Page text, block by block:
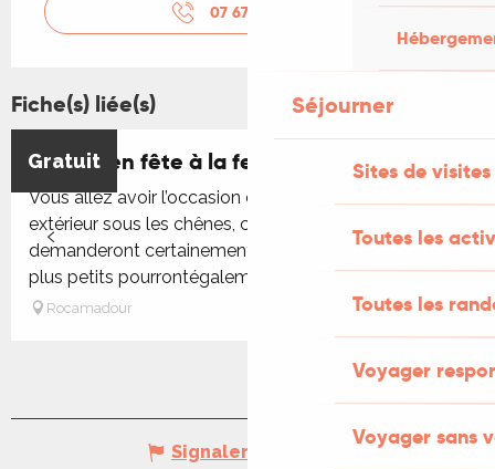
Séjourner
Sites de visites
Toutes les
Toutes les
Voyager
Voyager sans
07 67 07 04
Fiche(s) liée(s)
Gratuit
Fermes en fête à la ferme de Michaubas
Vous allez avoir l’occasion d’observer nos chèvres en
extérieur sous les chênes, certaines vous
demanderont certainement des caresses ! Aussi, les
plus petits pourrontégalement...
Rocamadour
Signaler une erreur